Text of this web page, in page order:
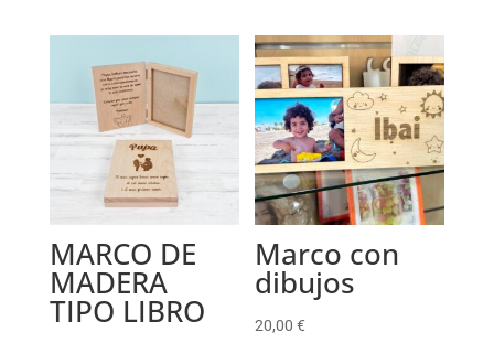
MARCO DE
MADERA
TIPO LIBRO
Marco con
dibujos
20,00€